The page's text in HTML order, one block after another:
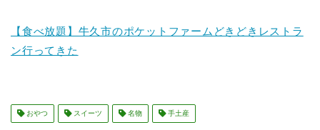
【食べ放題】牛久市のポケットファームどきどきレストラ
ン行ってきた
おやつ スイーツ 名物 手土産